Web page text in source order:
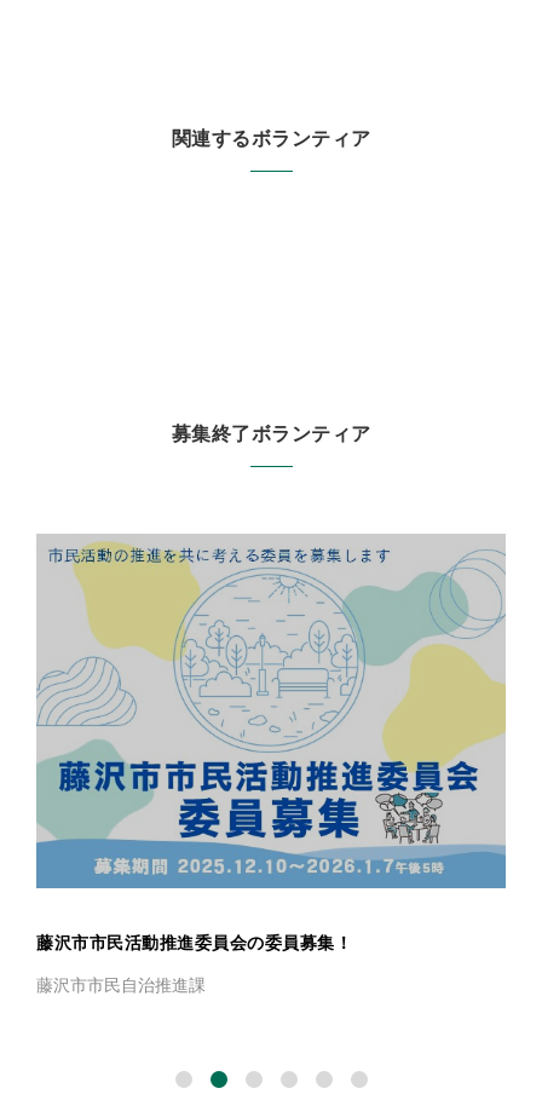
関連するボランティア
募集終了ボランティア
藤沢市市民活動推進委員会の委員募集！
藤沢市市民自治推進課